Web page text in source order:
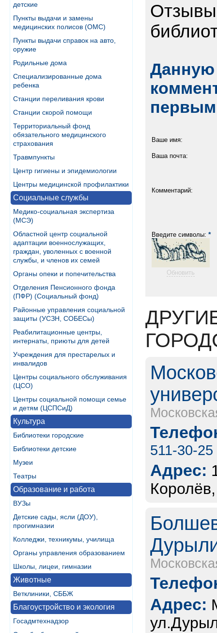
детские
Пункты выдачи и замены
медицинских полисов (ОМС)
Пункты выдачи справок на авто,
оружие
Родильные дома
Специализированные дома
ребенка
Станции переливания крови
Станции скорой помощи
Территориальный фонд
обязательного медицинского
страхования
Травмпункты
Центр гигиены и эпидемиологии
Центры медицинской профилактики
Социальные службы
Медико-социальная экспертиза
(МСЭ)
Областной центр социальной
адаптации военнослужащих,
граждан, уволенных с военной
службы, и членов их семей
Органы опеки и попечительства
Отделения Пенсионного фонда
(ПФР) (Социальный фонд)
Районные управления социальной
защиты (УСЗН, СОБЕСы)
Реабилитационные центры,
интернаты, приюты для детей
Учреждения для престарелых и
инвалидов
Центры социального обслуживания
(ЦСО)
Центры социальной помощи семье
и детям (ЦСПСиД)
Культура
Библиотеки городские
Библиотеки детские
Музеи
Театры
Образование и работа
ВУЗы
Детские сады, ясли (ДОУ),
прогимназии
Колледжи, техникумы, училища
Органы управления образованием
Школы, лицеи, гимназии
Животные
Ветклиники, СББЖ
Благоустройство и экология
Госадмтехнадзор
Отзывы
Данную
Ваше имя:
Ваша почта:
Комментарий:
Введите символы: *
Обновить
511-30-25
Адрес:
Адрес: